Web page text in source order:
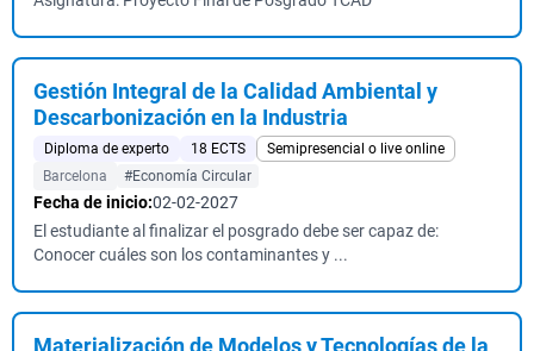
Gestión Integral de la Calidad Ambiental y
Descarbonización en la Industria
Diploma de experto 18 ECTS
Semipresencial o live online
Barcelona
#Economía Circular
Fecha de inicio:02-02-2027
El estudiante al finalizar el posgrado debe ser capaz de:
Conocer cuáles son los contaminantes y ...
Materialización de Modelos y Tecnologías de la